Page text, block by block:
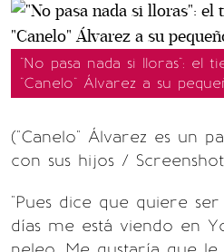
"No pasa nada si lloras": el
"Canelo" Álvarez a su
("Canelo" Álvarez es un
con sus hijos /
"Pues dice que quiere
días me está viendo en